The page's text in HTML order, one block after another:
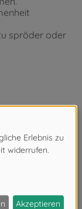
spröder oder
geeignet.